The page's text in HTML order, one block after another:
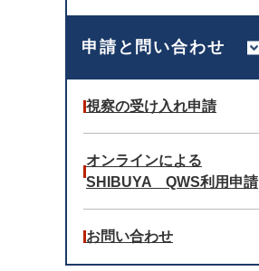
申請と問い合わせ
視察の受け入れ申請
オンラインによる
SHIBUYA QWS利用申請
お問い合わせ